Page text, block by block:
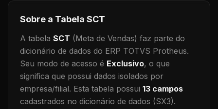
Sobre a Tabela SCT
A tabela SCT (Meta de Vendas) faz parte do
dicionário de dados do ERP TOTVS Protheus.
Seu modo de acesso é Exclusivo, o que
significa que possui dados isolados por
empresa/filial. Esta tabela possui 13 campos
cadastrados no dicionário de dados (SX3).